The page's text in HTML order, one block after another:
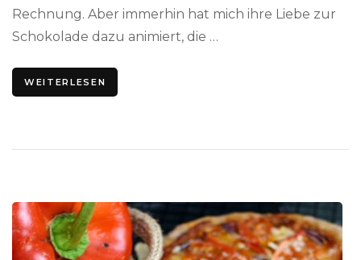
Rechnung. Aber immerhin hat mich ihre Liebe zur
Schokolade dazu animiert, die …
WEITERLESEN